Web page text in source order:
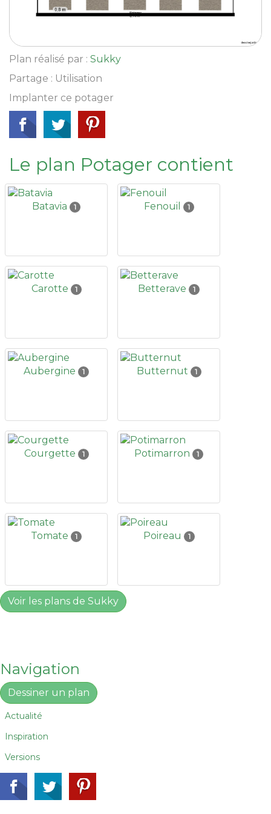
Plan réalisé par : Sukky
Partage : Utilisation
Implanter ce potager
Le plan Potager contient
Batavia 1 Fenouil 1
Carotte 1 Betterave 1
Aubergine 1 Butternut 1
Courgette 1 Potimarron 1
Tomate 1 Poireau 1
Voir les plans de Sukky
Navigation
Dessiner un plan
Actualité
Inspiration
Versions